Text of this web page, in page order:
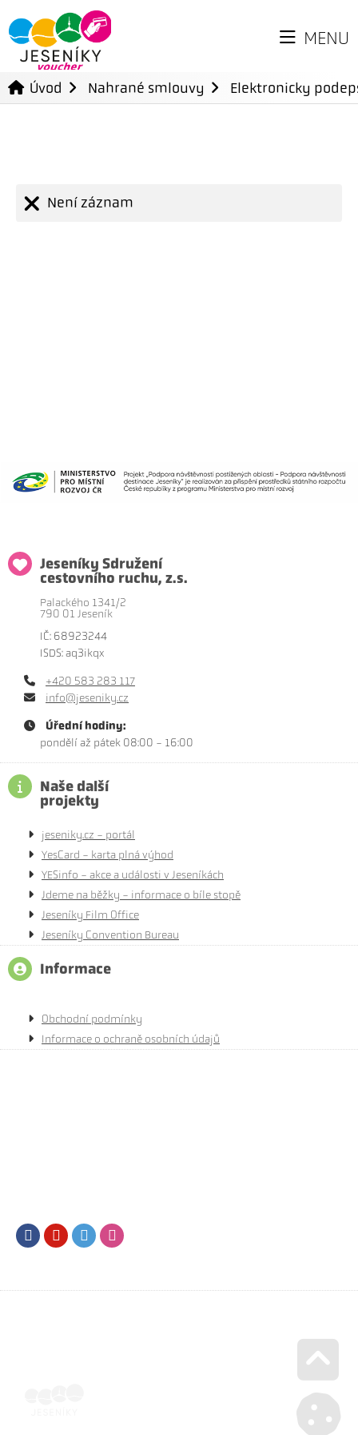
MENU
Úvod Nahrané smlouvy Elektronicky
Není záznam
Jeseníky Sdružení
cestovního ruchu, z.s.
Palackého 1341/2
790 01 Jeseník
IČ: 68923244
ISDS: aq3ikqx
+420 583 283 117
info@jeseniky.cz
Úřední hodiny:
pondělí až pátek 08:00 - 16:00
Naše další
projekty
jeseniky.cz - portál
YesCard - karta plná výhod
YESinfo - akce a události v Jeseníkách
Jdeme na běžky - informace o bíle stopě
Jeseníky Film Office
Jeseníky Convention Bureau
Informace
Obchodní podmínky
Informace o ochraně osobních údajů
FacebookYoutubeTwitter
Go